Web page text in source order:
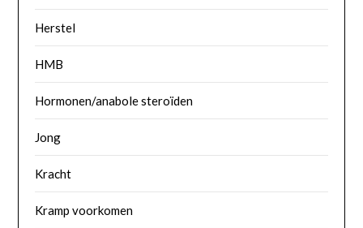
Herstel
HMB
Hormonen/anabole steroïden
Jong
Kracht
Kramp voorkomen